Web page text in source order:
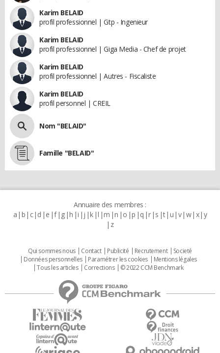
Karim BELAID
profil professionnel | Gtp - Ingenieur
Karim BELAID
profil professionnel | Giga Media - Chef de projet
Karim BELAID
profil professionnel | Autres - Fiscaliste
Karim BELAID
profil personnel | CREIL
Nom "BELAID"
Famille "BELAID"
Annuaire des membres :
a b c d e f g h i j k l m n o p q r s t u v w x y
z
Qui sommes nous Contact Publicité Recrutement
Societé
Données personnelles
Paramétrer les cookies
Mentions légales
Tous les articles
Corrections © 2022 CCM Benchmark